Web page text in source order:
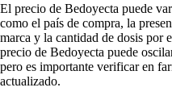
El precio de Bedoyecta puede
como el país de compra, la
marca y la cantidad de dosis por
precio de Bedoyecta puede
pero es importante verificar en
actualizado.